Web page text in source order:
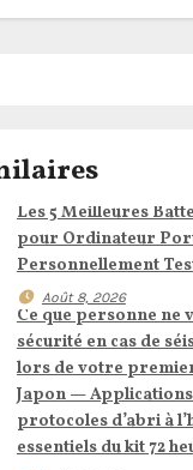
Les 5 Meilleures
pour Ordinateur
Personnellement
Août 8, 2026
Ce que personne ne
sécurité en cas de
lors de votre
Japon — Applications
protocoles d’abri à
essentiels du kit 72